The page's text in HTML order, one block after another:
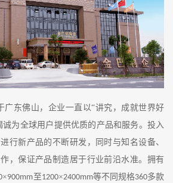
广东佛山，企业一直以“讲究，成就世界好
诚为全球用户提供优质的产品和服务。投入
行新产品的不断研发，同时与知名设备、
，保证产品制造居于行业前沿水准。拥有
×900mm 至1200×2400mm等不同规格360多款